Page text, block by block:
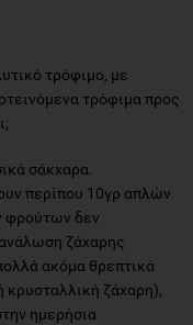
τρόφιμο, με
τρόφιμα προς
σάκχαρα.
περίπου 10γρ απλών
φρούτων δεν
ζάχαρης
ακόμα θρεπτικά
κρυσταλλική ζάχαρη),
ημερήσια